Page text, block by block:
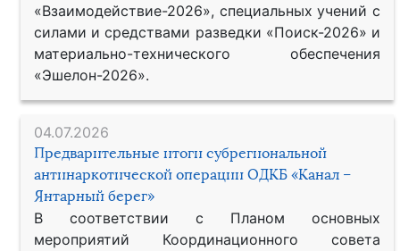
«Взаимодействие-2026», специальных учений с
силами и средствами разведки «Поиск-2026» и
материально-технического обеспечения
«Эшелон-2026».
04.07.2026
Предварительные итоги субрегиональной
антинаркотической операции ОДКБ «Канал –
Янтарный берег»
В соответствии с Планом основных
мероприятий Координационного совета